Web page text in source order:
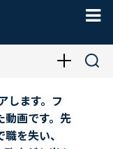
します。フ
動画です。先
を失い、